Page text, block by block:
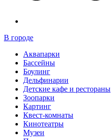
В городе
Аквапарки
Бассейны
Боулинг
Дельфинарии
Детские кафе и рестораны
Зоопарки
Картинг
Квест-комнаты
Кинотеатры
Музеи